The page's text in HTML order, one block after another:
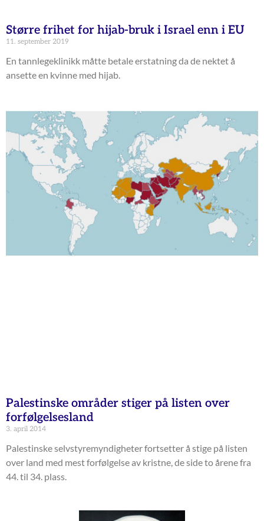
Større frihet for hijab-bruk i Israel enn i EU
11. september 2019
En tannlegeklinikk måtte betale erstatning da de nektet å
ansette en kvinne med hijab.
Palestinske områder stiger på listen over
forfølgelsesland
3. april 2014
Palestinske selvstyremyndigheter fortsetter å stige på listen
over land med mest forfølgelse av kristne, de side to årene fra
44. til 34. plass.